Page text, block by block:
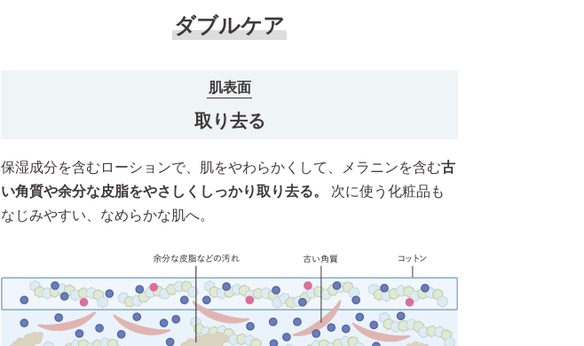
ダブルケア
肌表面
取り去る
保湿成分を含むローションで、肌をやわらかくして、メラニンを含む古
い角質や余分な皮脂をやさしくしっかり取り去る。 次に使う化粧品も
なじみやすい、なめらかな肌へ。